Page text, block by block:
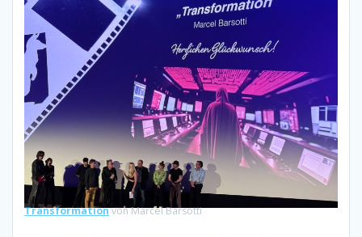
Transformationvon Marcel Barsotti